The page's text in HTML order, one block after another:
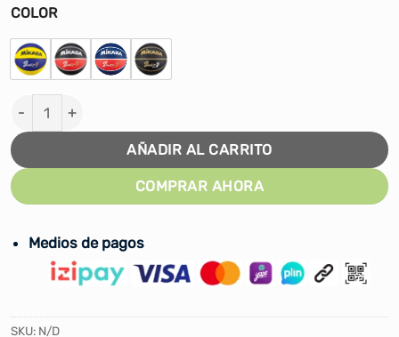
COLOR
PELOTA PARA BASKET MIKASA STREET JAM GOMA -
AÑADIR AL CARRITO
COMPRAR AHORA
Medios de pagos
SKU: N/D